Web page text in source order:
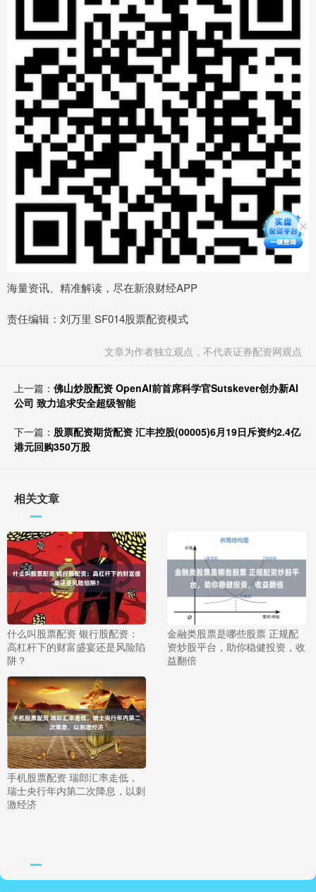
海量资讯、精准解读，尽在新浪财经APP
责任编辑：刘万里 SF014股票配资模式
文章为作者独立观点，不代表证券配资网观点
上一篇： 佛山炒股配资 OpenAI前首席科学官Sutskever创办新AI
公司 致力追求安全超级智能
下一篇： 股票配资期货配资 汇丰控股(00005)6月19日斥资约2.4亿
港元回购350万股
相关文章
什么叫股票配资 银行股配资：
高杠杆下的财富盛宴还是风险陷
阱？
金融类股票是哪些股票 正规配
资炒股平台，助你稳健投资，收
益翻倍
手机股票配资 瑞郎汇率走低，
瑞士央行年内第二次降息，以刺
激经济